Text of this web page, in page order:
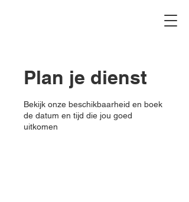
Plan je dienst
Bekijk onze beschikbaarheid en boek
de datum en tijd die jou goed
uitkomen